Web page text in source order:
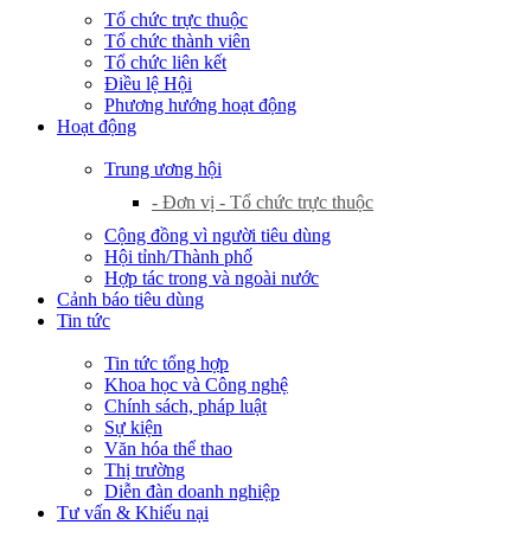
Tổ chức trực thuộc
Tổ chức thành viên
Tổ chức liên kết
Điều lệ Hội
Phương hướng hoạt động
Hoạt động
Trung ương hội
- Đơn vị - Tổ chức trực thuộc
Cộng đồng vì người tiêu dùng
Hội tỉnh/Thành phố
Hợp tác trong và ngoài nước
Cảnh báo tiêu dùng
Tin tức
Tin tức tổng hợp
Khoa học và Công nghệ
Chính sách, pháp luật
Sự kiện
Văn hóa thể thao
Thị trường
Diễn đàn doanh nghiệp
Tư vấn & Khiếu nại